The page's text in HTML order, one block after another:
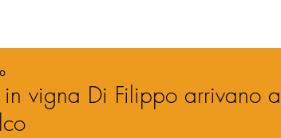
in vigna Di Filippo arrivano